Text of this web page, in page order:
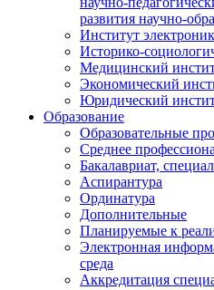
развития научно-
Институт
Историко-
Медицинский
Экономический
Юридический
Образование
Образовательные
Среднее
Бакалавриат,
Аспирантура
Ординатура
Дополнительные
Планируемые к
Электронная
среда
Аккредитация